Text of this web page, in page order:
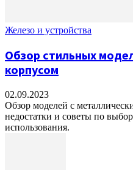
Железо и устройства
Обзор стильных
корпусом
02.09.2023
Обзор моделей с
недостатки и советы по
использования.